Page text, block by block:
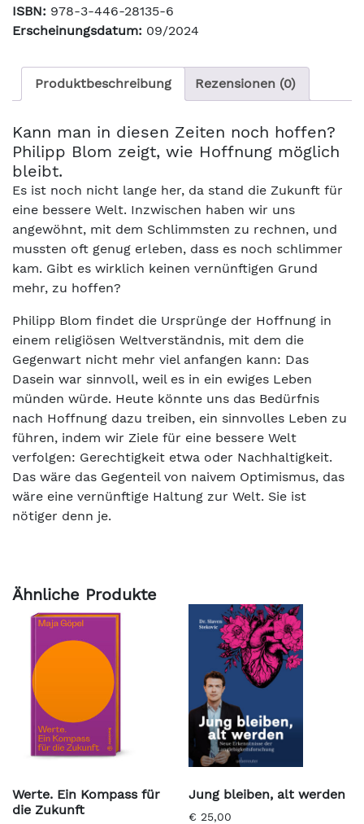
ISBN: 978-3-446-28135-6
Erscheinungsdatum: 09/2024
Produktbeschreibung Rezensionen (0)
Kann man in diesen Zeiten noch hoffen?
Philipp Blom zeigt, wie Hoffnung möglich
bleibt.
Es ist noch nicht lange her, da stand die Zukunft für
eine bessere Welt. Inzwischen haben wir uns
angewöhnt, mit dem Schlimmsten zu rechnen, und
mussten oft genug erleben, dass es noch schlimmer
kam. Gibt es wirklich keinen vernünftigen Grund
mehr, zu hoffen?
Philipp Blom findet die Ursprünge der Hoffnung in
einem religiösen Weltverständnis, mit dem die
Gegenwart nicht mehr viel anfangen kann: Das
Dasein war sinnvoll, weil es in ein ewiges Leben
münden würde. Heute könnte uns das Bedürfnis
nach Hoffnung dazu treiben, ein sinnvolles Leben zu
führen, indem wir Ziele für eine bessere Welt
verfolgen: Gerechtigkeit etwa oder Nachhaltigkeit.
Das wäre das Gegenteil von naivem Optimismus, das
wäre eine vernünftige Haltung zur Welt. Sie ist
nötiger denn je.
Ähnliche Produkte
Werte. Ein Kompass für
die Zukunft
Jung bleiben, alt werden
€ 25,00